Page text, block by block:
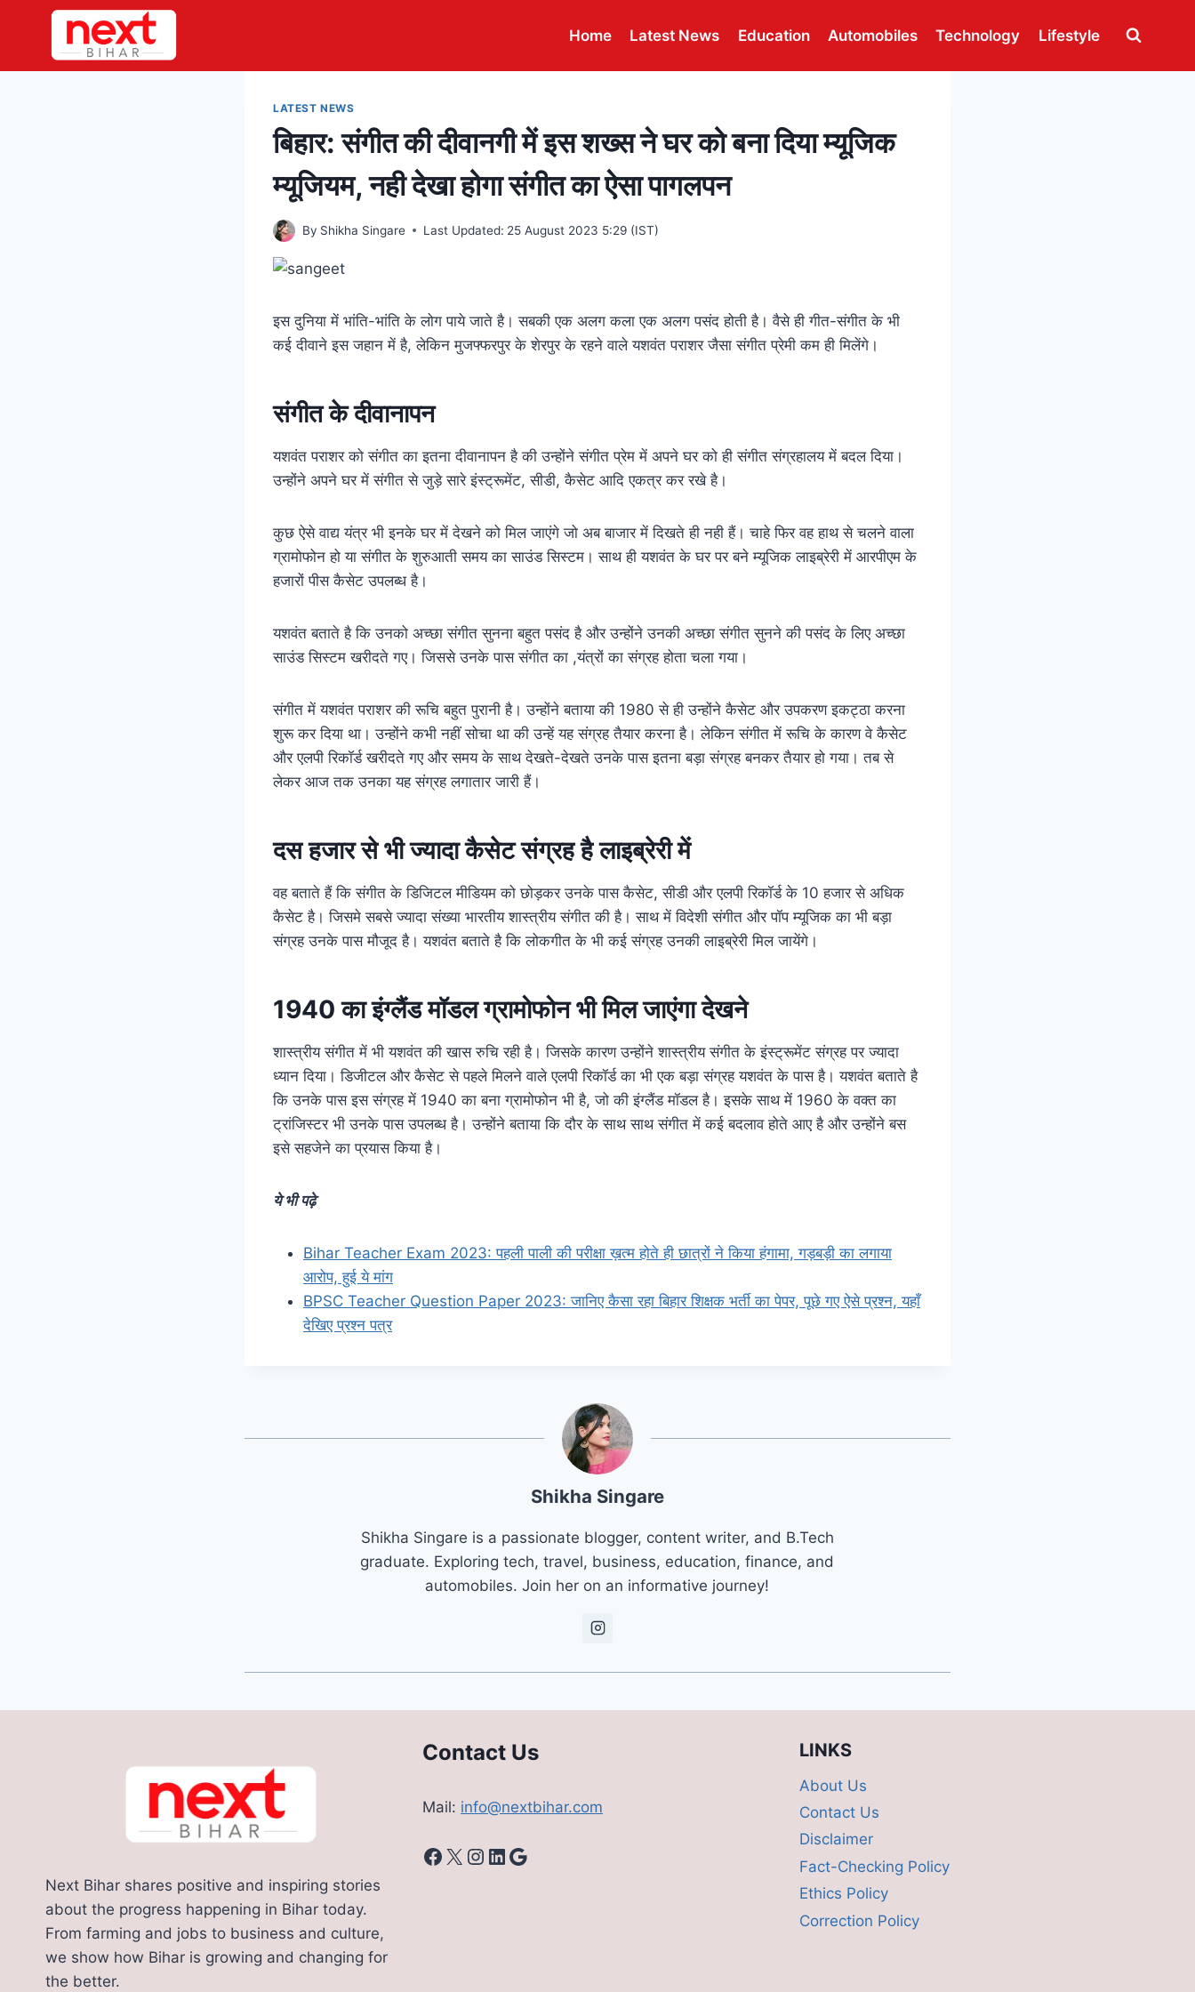
content
Home Latest News Education Automobiles Technology Lifestyle
LATEST NEWS
बिहार: संगीत की दीवानगी में इस शख्स ने घर को बना दिया म्यूजिक
म्यूजियम, नही देखा होगा संगीत का ऐसा पागलपन
By Shikha Singare Last Updated: 25 August 2023 5:29 (IST)
इस दुनिया में भांति-भांति के लोग पाये जाते है। सबकी एक अलग कला एक अलग पसंद होती है। वैसे ही गीत-संगीत के भी
कई दीवाने इस जहान में है, लेकिन मुजफ्फरपुर के शेरपुर के रहने वाले यशवंत पराशर जैसा संगीत प्रेमी कम ही मिलेंगे।
संगीत के दीवानापन
यशवंत पराशर को संगीत का इतना दीवानापन है की उन्होंने संगीत प्रेम में अपने घर को ही संगीत संग्रहालय में बदल दिया।
उन्होंने अपने घर में संगीत से जुड़े सारे इंस्ट्रूमेंट, सीडी, कैसेट आदि एकत्र कर रखे है।
कुछ ऐसे वाद्य यंत्र भी इनके घर में देखने को मिल जाएंगे जो अब बाजार में दिखते ही नही हैं। चाहे फिर वह हाथ से चलने वाला
ग्रामोफोन हो या संगीत के शुरुआती समय का साउंड सिस्टम। साथ ही यशवंत के घर पर बने म्यूजिक लाइब्रेरी में आरपीएम के
हजारों पीस कैसेट उपलब्ध है।
यशवंत बताते है कि उनको अच्छा संगीत सुनना बहुत पसंद है और उन्होंने उनकी अच्छा संगीत सुनने की पसंद के लिए अच्छा
साउंड सिस्टम खरीदते गए। जिससे उनके पास संगीत का ,यंत्रों का संग्रह होता चला गया।
संगीत में यशवंत पराशर की रूचि बहुत पुरानी है। उन्होंने बताया की 1980 से ही उन्होंने कैसेट और उपकरण इकट्ठा करना
शुरू कर दिया था। उन्होंने कभी नहीं सोचा था की उन्हें यह संग्रह तैयार करना है। लेकिन संगीत में रूचि के कारण वे कैसेट
और एलपी रिकॉर्ड खरीदते गए और समय के साथ देखते-देखते उनके पास इतना बड़ा संग्रह बनकर तैयार हो गया। तब से
लेकर आज तक उनका यह संग्रह लगातार जारी हैं।
दस हजार से भी ज्यादा कैसेट संग्रह है लाइब्रेरी में
वह बताते हैं कि संगीत के डिजिटल मीडियम को छोड़कर उनके पास कैसेट, सीडी और एलपी रिकॉर्ड के 10 हजार से अधिक
कैसेट है। जिसमे सबसे ज्यादा संख्या भारतीय शास्त्रीय संगीत की है। साथ में विदेशी संगीत और पॉप म्यूजिक का भी बड़ा
संग्रह उनके पास मौजूद है। यशवंत बताते है कि लोकगीत के भी कई संग्रह उनकी लाइब्रेरी मिल जायेंगे।
1940 का इंग्लैंड मॉडल ग्रामोफोन भी मिल जाएंगा देखने
शास्त्रीय संगीत में भी यशवंत की खास रुचि रही है। जिसके कारण उन्होंने शास्त्रीय संगीत के इंस्ट्रूमेंट संग्रह पर ज्यादा
ध्यान दिया। डिजीटल और कैसेट से पहले मिलने वाले एलपी रिकॉर्ड का भी एक बड़ा संग्रह यशवंत के पास है। यशवंत बताते है
कि उनके पास इस संग्रह में 1940 का बना ग्रामोफोन भी है, जो की इंग्लैंड मॉडल है। इसके साथ में 1960 के वक्त का
ट्रांजिस्टर भी उनके पास उपलब्ध है। उन्होंने बताया कि दौर के साथ साथ संगीत में कई बदलाव होते आए है और उन्होंने बस
इसे सहजेने का प्रयास किया है।
ये भी पढ़े
Bihar Teacher Exam 2023: पहली पाली की परीक्षा ख़त्म होते ही छात्रों ने किया हंगामा, गड़बड़ी का लगाया
आरोप, हुई ये मांग
BPSC Teacher Question Paper 2023: जानिए कैसा रहा बिहार शिक्षक भर्ती का पेपर, पूछे गए ऐसे प्रश्न, यहाँ
देखिए प्रश्न पत्र
Shikha Singare
Shikha Singare is a passionate blogger, content writer, and B.Tech
graduate. Exploring tech, travel, business, education, finance, and
automobiles. Join her on an informative journey!
Next Bihar shares positive and inspiring stories
about the progress happening in Bihar today.
From farming and jobs to business and culture,
we show how Bihar is growing and changing for
the better.
Contact Us
Mail: info@nextbihar.com
Facebook
X Instagram
LinkedIn
Google
LINKS
About Us
Contact Us
Disclaimer
Fact-Checking Policy
Ethics Policy
Correction Policy